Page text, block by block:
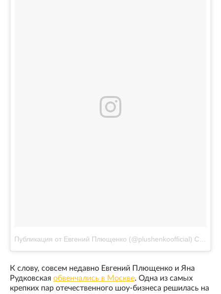
Публикация от Евгений Плющенко (@plushenkoofficial) Сен 17 2017 в 12:47 PDT
К слову, совсем недавно Евгений Плющенко и Яна
Рудковская обвенчались в Москве. Одна из самых
крепких пар отечественного шоу-бизнеса решилась на